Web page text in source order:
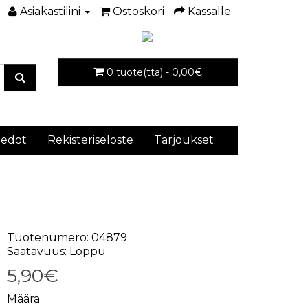
Asiakastilini Ostoskori Kassalle
0 tuote(tta) - 0,00€
Rekisteriseloste Tarjoukset
Tuotenumero: 04879
Saatavuus: Loppu
5,90€
Määrä